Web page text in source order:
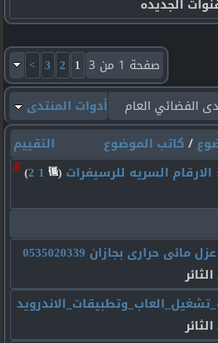
الجديده
صفحة 1 من 3 1
2
3
>
الفضائي العام
أدوات المنتدى
التقييم
/ كاتب الموضوع
الارقام السريه للرسيفرات ‏
(
1
2
)
حرارى بجازان 0535020339